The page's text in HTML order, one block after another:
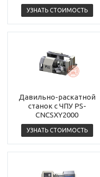
УЗНАТЬ СТОИМОСТЬ
Давильно-раскатной
станок с ЧПУ PS-
CNCSXY2000
УЗНАТЬ СТОИМОСТЬ